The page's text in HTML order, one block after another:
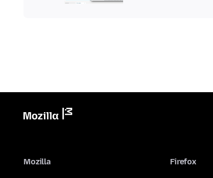
Mozilla Firefox